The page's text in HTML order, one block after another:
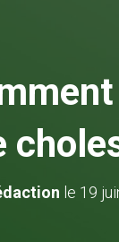
le 19